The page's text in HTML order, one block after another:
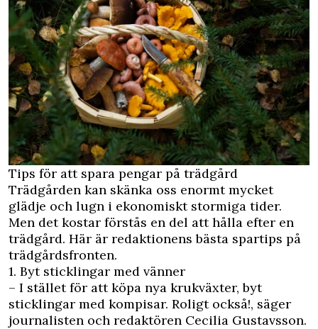
Tips för att spara pengar på trädgård
Trädgården kan skänka oss enormt mycket
glädje och lugn i ekonomiskt stormiga tider.
Men det kostar förstås en del att hålla efter en
trädgård. Här är redaktionens bästa spartips på
trädgårdsfronten.
1. Byt sticklingar med vänner
– I stället för att köpa nya krukväxter, byt
sticklingar med kompisar. Roligt också!, säger
journalisten och redaktören Cecilia Gustavsson.